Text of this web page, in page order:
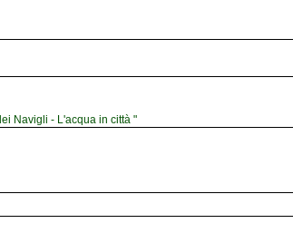
Navigli - L'acqua in città "